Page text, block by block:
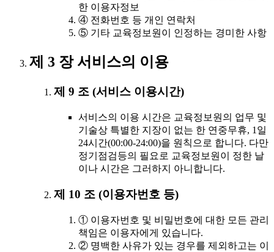
한 이용자정보
④ 전화번호 등 개인 연락처
⑤ 기타 교육정보원이 인정하는 경미한 사항
제 3 장 서비스의 이용
제 9 조 (서비스 이용시간)
서비스의 이용 시간은 교육정보원의 업무 및
기술상 특별한 지장이 없는 한 연중무휴, 1일
24시간(00:00-24:00)을 원칙으로 합니다. 다만
정기점검등의 필요로 교육정보원이 정한 날
이나 시간은 그러하지 아니합니다.
제 10 조 (이용자번호 등)
① 이용자번호 및 비밀번호에 대한 모든 관리
책임은 이용자에게 있습니다.
② 명백한 사유가 있는 경우를 제외하고는 이